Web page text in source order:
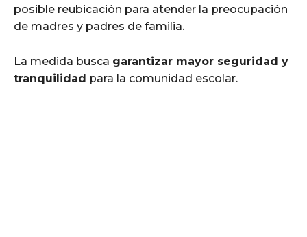
posible reubicación para atender la preocupación
de madres y padres de familia.
La medida busca garantizar mayor seguridad y
tranquilidad para la comunidad escolar.